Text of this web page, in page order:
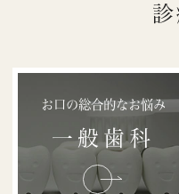
お口の総合的なお悩み
一般歯科